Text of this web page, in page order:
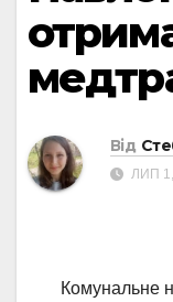
Від
ЛИП
Комунальне